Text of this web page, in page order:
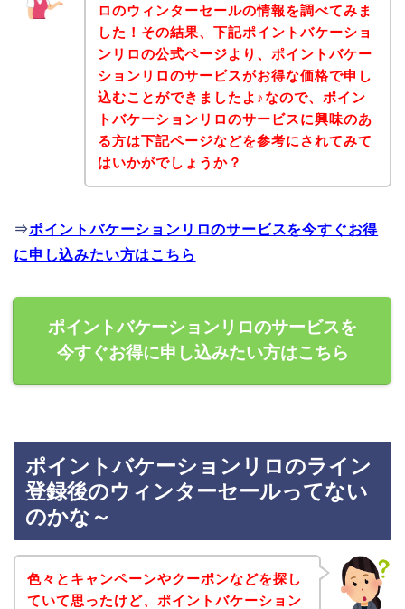
ロのウィンターセールの情報を調べてみま
した！その結果、下記ポイントバケーショ
ンリロの公式ページより、ポイントバケー
ションリロのサービスがお得な価格で申し
込むことができましたよ♪なので、ポイン
トバケーションリロのサービスに興味のあ
る方は下記ページなどを参考にされてみて
はいかがでしょうか？
⇒ポイントバケーションリロのサービスを今すぐお得
に申し込みたい方はこちら
ポイントバケーションリロのサービスを
今すぐお得に申し込みたい方はこちら
ポイントバケーションリロのライン
登録後のウィンターセールってない
のかな～
色々とキャンペーンやクーポンなどを探し
ていて思ったけど、ポイントバケーション